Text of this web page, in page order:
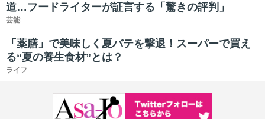
道…フードライターが証言する「驚きの評判」
芸能
「薬膳」で美味しく夏バテを撃退！スーパーで買え
る“夏の養生食材”とは？
ライフ